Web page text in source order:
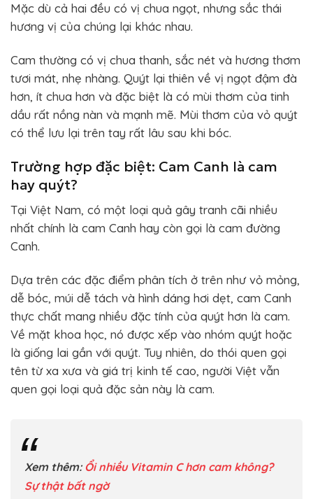
Mặc dù cả hai đều có vị chua ngọt, nhưng sắc thái
hương vị của chúng lại khác nhau.
Cam thường có vị chua thanh, sắc nét và hương thơm
tươi mát, nhẹ nhàng. Quýt lại thiên về vị ngọt đậm đà
hơn, ít chua hơn và đặc biệt là có mùi thơm của tinh
dầu rất nồng nàn và mạnh mẽ. Mùi thơm của vỏ quýt
có thể lưu lại trên tay rất lâu sau khi bóc.
Trường hợp đặc biệt: Cam Canh là cam
hay quýt?
Tại Việt Nam, có một loại quả gây tranh cãi nhiều
nhất chính là cam Canh hay còn gọi là cam đường
Canh.
Dựa trên các đặc điểm phân tích ở trên như vỏ mỏng,
dễ bóc, múi dễ tách và hình dáng hơi dẹt, cam Canh
thực chất mang nhiều đặc tính của quýt hơn là cam.
Về mặt khoa học, nó được xếp vào nhóm quýt hoặc
là giống lai gần với quýt. Tuy nhiên, do thói quen gọi
tên từ xa xưa và giá trị kinh tế cao, người Việt vẫn
quen gọi loại quả đặc sản này là cam.
Xem thêm: Ổi nhiều Vitamin C hơn cam không?
Sự thật bất ngờ